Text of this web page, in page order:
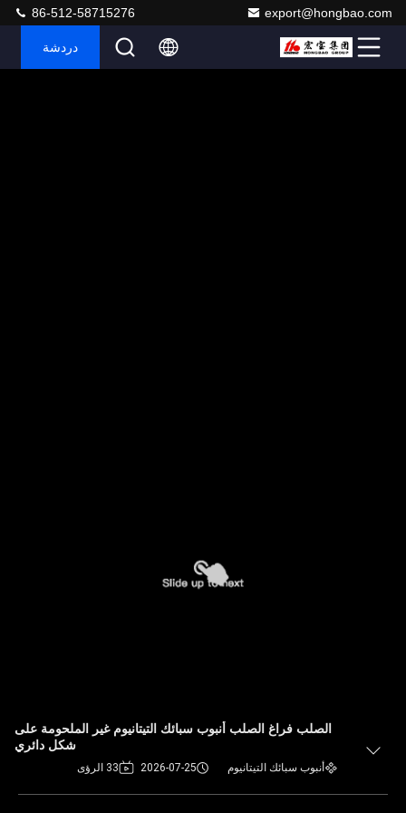
export@hongbao.com
86-512-58715276
دردشة
الصلب فراغ الصلب أنبوب سبائك التيتانيوم غير الملحومة على
شكل دائري
أنبوب سبائك التيتانيوم 2026-07-25 33 الرؤى